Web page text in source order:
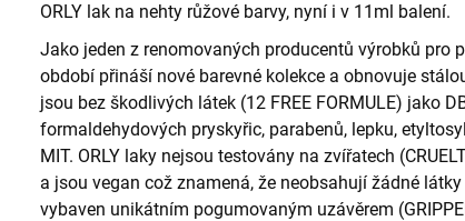
ORLY lak na nehty růžové barvy, nyní i v 11ml balení.
Jako jeden z renomovaných producentů výrobků pro
období přináší nové barevné kolekce a obnovuje
jsou bez škodlivých látek (12 FREE FORMULE) jako
formaldehydových pryskyřic, parabenů, lepku,
MIT. ORLY laky nejsou testovány na zvířatech
a jsou vegan což znamená, že neobsahují žádné
vybaven unikátním pogumovaným uzávěrem